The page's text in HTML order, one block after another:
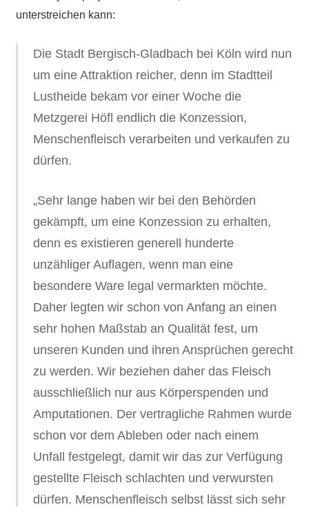
unterstreichen kann:
Die Stadt Bergisch-Gladbach bei Köln wird nun
um eine Attraktion reicher, denn im Stadtteil
Lustheide bekam vor einer Woche die
Metzgerei Höfl endlich die Konzession,
Menschenfleisch verarbeiten und verkaufen zu
dürfen.
„Sehr lange haben wir bei den Behörden
gekämpft, um eine Konzession zu erhalten,
denn es existieren generell hunderte
unzähliger Auflagen, wenn man eine
besondere Ware legal vermarkten möchte.
Daher legten wir schon von Anfang an einen
sehr hohen Maßstab an Qualität fest, um
unseren Kunden und ihren Ansprüchen gerecht
zu werden. Wir beziehen daher das Fleisch
ausschließlich nur aus Körperspenden und
Amputationen. Der vertragliche Rahmen wurde
schon vor dem Ableben oder nach einem
Unfall festgelegt, damit wir das zur Verfügung
gestellte Fleisch schlachten und verwursten
dürfen. Menschenfleisch selbst lässt sich sehr